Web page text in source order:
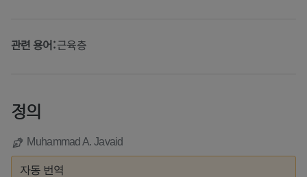
관련 용어:근육층
정의
Muhammad A. Javaid
자동 번역